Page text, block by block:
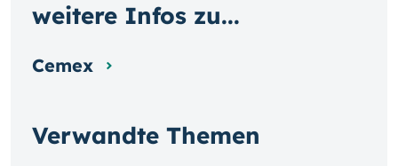
Verwandte Themen
weitere Infos zu...
Cemex